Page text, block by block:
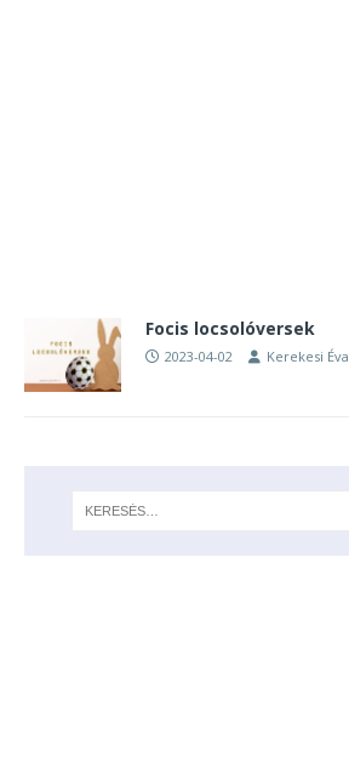
Focis locsolóversek
2023-04-02 Kerekesi Éva